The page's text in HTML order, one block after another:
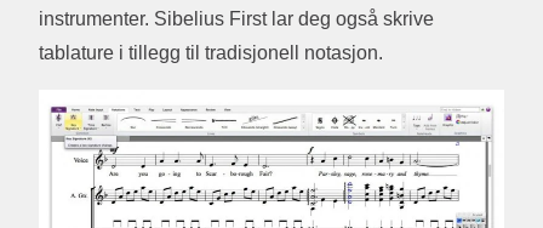
instrumenter. Sibelius First lar deg også skrive
tablature i tillegg til tradisjonell notasjon.